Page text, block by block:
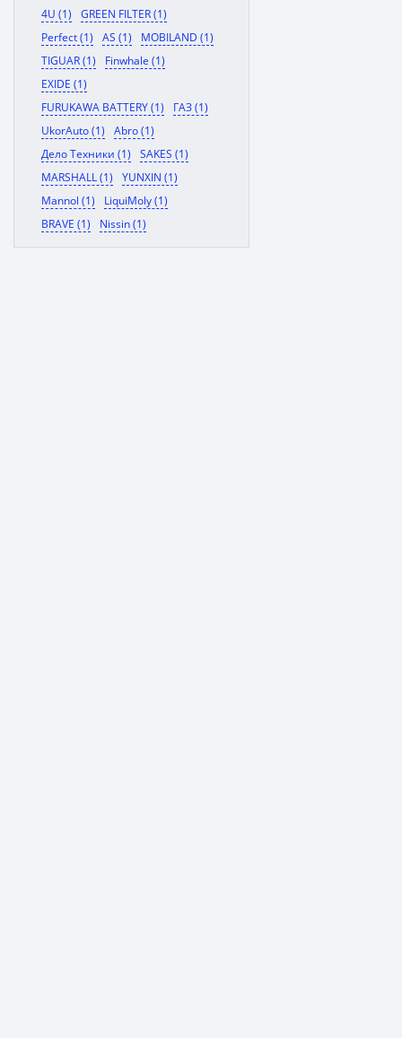
4U (1)
GREEN FILTER (1)
Perfect (1)
AS (1)
MOBILAND (1)
TIGUAR (1)
Finwhale (1)
EXIDE (1)
FURUKAWA BATTERY (1)
ГАЗ (1)
UkorAuto (1)
Abro (1)
Дело Техники (1)
SAKES (1)
MARSHALL (1)
YUNXIN (1)
Mannol (1)
LiquiMoly (1)
BRAVE (1)
Nissin (1)